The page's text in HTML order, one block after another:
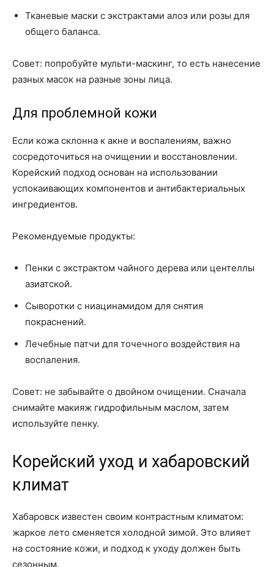
Тканевые маски с экстрактами алоэ или розы для
общего баланса.
Совет: попробуйте мульти-маскинг, то есть нанесение
разных масок на разные зоны лица.
Для проблемной кожи
Если кожа склонна к акне и воспалениям, важно
сосредоточиться на очищении и восстановлении.
Корейский подход основан на использовании
успокаивающих компонентов и антибактериальных
ингредиентов.
Рекомендуемые продукты:
Пенки с экстрактом чайного дерева или центеллы
азиатской.
Сыворотки с ниацинамидом для снятия
покраснений.
Лечебные патчи для точечного воздействия на
воспаления.
Совет: не забывайте о двойном очищении. Сначала
снимайте макияж гидрофильным маслом, затем
используйте пенку.
Корейский уход и хабаровский
климат
Хабаровск известен своим контрастным климатом:
жаркое лето сменяется холодной зимой. Это влияет
на состояние кожи, и подход к уходу должен быть
сезонным.